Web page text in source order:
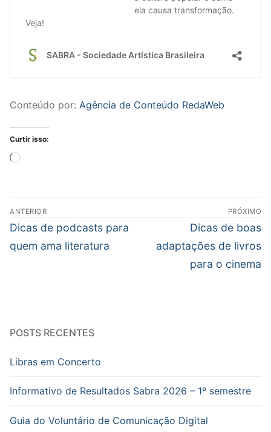
Conteúdo por: Agência de Conteúdo RedaWeb
Curtir isso:
Carregando...
Navegação
de
Post
ANTERIOR
Post
anterior:
Dicas de podcasts para
quem ama literatura
PRÓXIMO
Próximo
post:
Dicas de boas
adaptações de livros
para o cinema
POSTS RECENTES
Libras em Concerto
Informativo de Resultados Sabra 2026 – 1º semestre
Guia do Voluntário de Comunicação Digital